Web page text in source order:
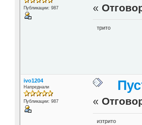
Публикации: 987 «
трито
ivo1204
Напреднали
Публикации: 987 «
изтрито